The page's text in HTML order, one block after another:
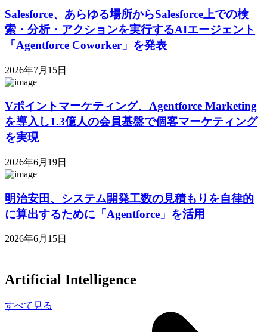
Salesforce、あらゆる場所からSalesforce上での検
索・分析・アクションを実行するAIエージェント
「Agentforce Coworker」を発表
2026年7月15日
Vポイントマーケティング、Agentforce Marketing
を導入し1.3億人の会員基盤で個客マーケティング
を実現
2026年6月19日
明治安田、システム開発工数の見積もりを自律的
に算出するために「Agentforce」を活用
2026年6月15日
Artificial Intelligence
すべて見る